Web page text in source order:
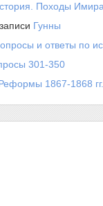
Походы
Гунны
и ответы по
301-350
1867-1868